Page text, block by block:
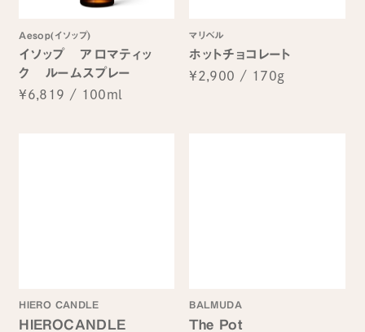
Aesop(イソップ)
イソップ アロマティッ
ク ルームスプレー
¥6,819 / 100ml
マリベル
ホットチョコレート
¥2,900 / 170g
HIERO CANDLE
HIEROCANDLE
BALMUDA
The Pot